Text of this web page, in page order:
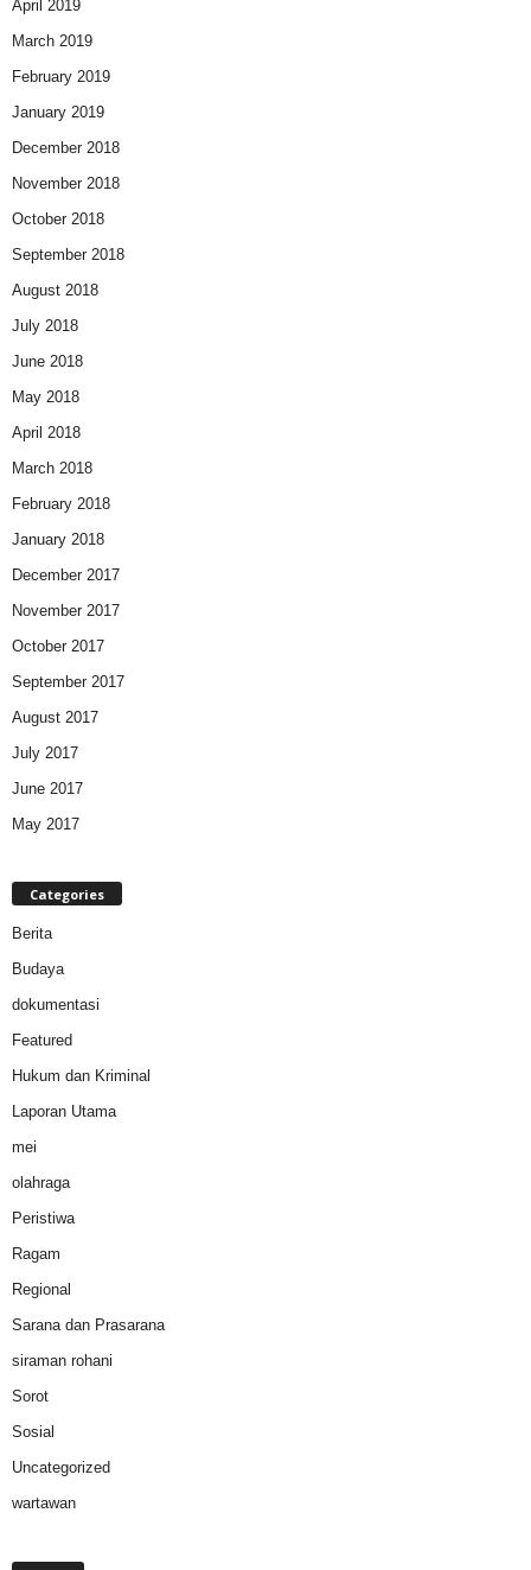
April 2019
March 2019
February 2019
January 2019
December 2018
November 2018
October 2018
September 2018
August 2018
July 2018
June 2018
May 2018
April 2018
March 2018
February 2018
January 2018
December 2017
November 2017
October 2017
September 2017
August 2017
July 2017
June 2017
May 2017
Categories
Berita
Budaya
dokumentasi
Featured
Hukum dan Kriminal
Laporan Utama
mei
olahraga
Peristiwa
Ragam
Regional
Sarana dan Prasarana
siraman rohani
Sorot
Sosial
Uncategorized
wartawan